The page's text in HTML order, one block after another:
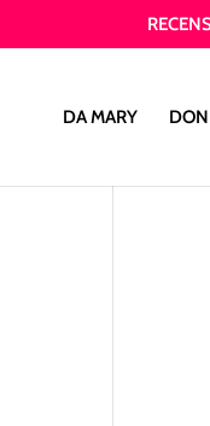
DA MARY
Products